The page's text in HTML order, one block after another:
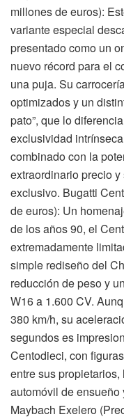
millones de euros):
variante especial
presentado como un
nuevo récord para el
una puja. Su
optimizados y un
pato”, que lo
exclusividad
combinado con la
extraordinario precio
exclusivo. Bugatti
de euros): Un
de los años 90, el
extremadamente
simple rediseño del
reducción de peso y
W16 a 1.600 CV.
380 km/h, su
segundos es
Centodieci, con
entre sus
automóvil de
Maybach Exelero